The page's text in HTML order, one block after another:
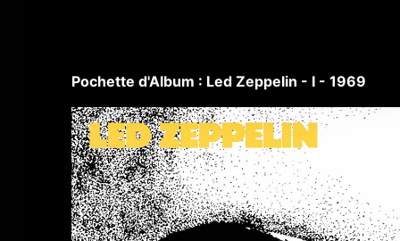
Pochette d'Album : Led Zeppelin - I - 1969